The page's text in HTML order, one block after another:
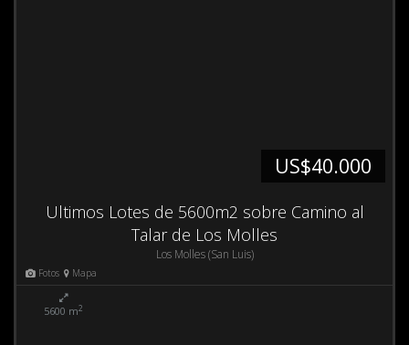
US$40.000
Ultimos Lotes de 5600m2 sobre Camino al
Talar de Los Molles
Los Molles (San Luis)
Fotos Mapa
5600 m2